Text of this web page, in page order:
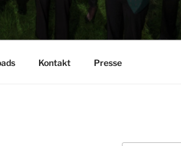
Kontakt Presse